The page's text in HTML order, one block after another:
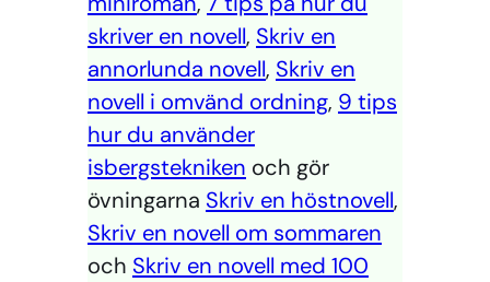
skriver en novell, Skriv en
annorlunda novell, Skriv en
novell i omvänd ordning, 9 tips
hur du använder
isbergstekniken och gör
övningarna Skriv en höstnovell,
Skriv en novell om sommaren
och Skriv en novell med 100